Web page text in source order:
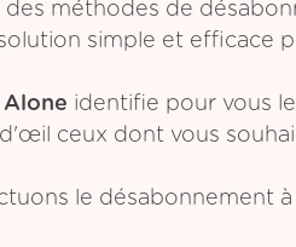
des méthodes de
simple et efficace
Alone identifie pour vous
ceux dont vous
le désabonnement